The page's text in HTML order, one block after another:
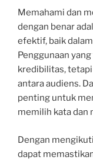
Memahami dan
dengan benar
efektif, baik
Penggunaan
kredibilitas,
antara audiens.
penting untuk
memilih kata dan
Dengan
dapat